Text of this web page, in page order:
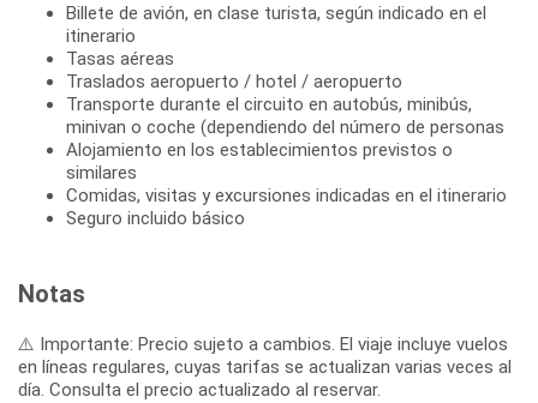
Billete de avión, en clase turista, según indicado en el
itinerario
Tasas aéreas
Traslados aeropuerto / hotel / aeropuerto
Transporte durante el circuito en autobús, minibús,
minivan o coche (dependiendo del número de personas
Alojamiento en los establecimientos previstos o
similares
Comidas, visitas y excursiones indicadas en el itinerario
Seguro incluido básico
Notas
⚠️ Importante: Precio sujeto a cambios. El viaje incluye vuelos
en líneas regulares, cuyas tarifas se actualizan varias veces al
día. Consulta el precio actualizado al reservar.